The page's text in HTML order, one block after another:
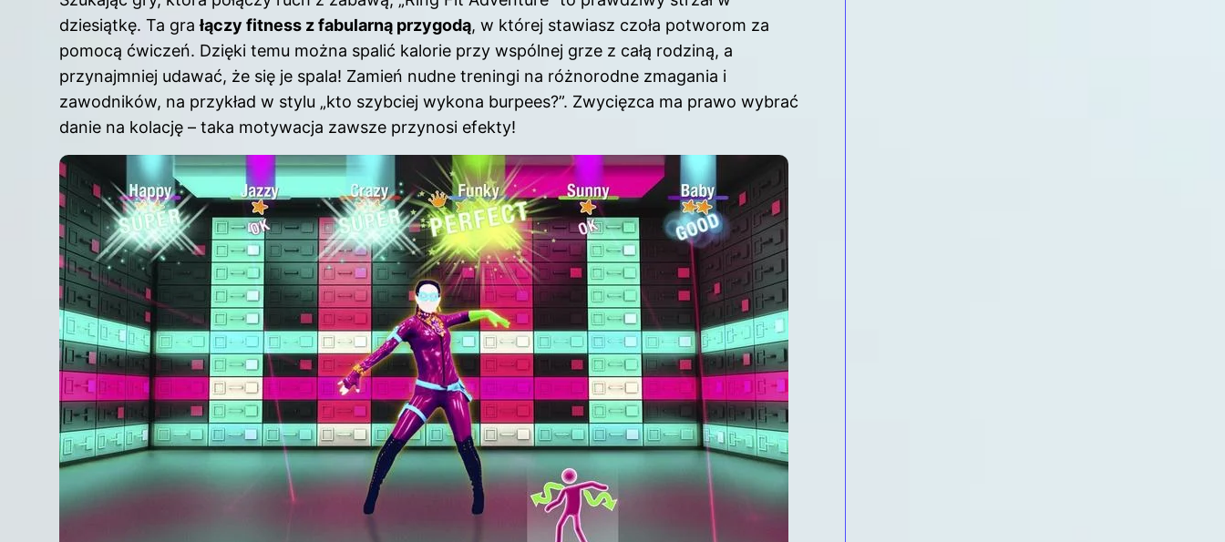
dziesiątkę. Ta grałączy fitness z fabularną przygodą, w której stawiasz czoła potworom za
pomocą ćwiczeń. Dzięki temu można spalić kalorie przy wspólnej grze z całą rodziną, a
przynajmniej udawać, że się je spala! Zamień nudne treningi na różnorodne zmagania i
zawodników, na przykład w stylu „kto szybciej wykona burpees?”. Zwycięzca ma prawo wybrać
danie na kolację – taka motywacja zawsze przynosi efekty!